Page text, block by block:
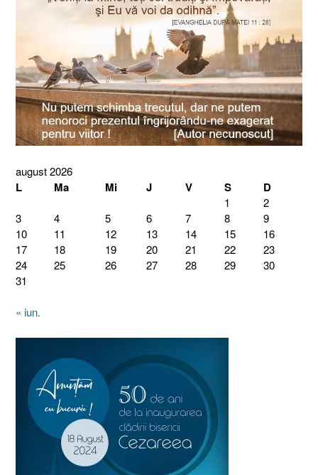
august 2026
L Ma Mi J V S D
1
2
3
4 5 6 7 8
9
10
11 12 13 14 15
16
17
18 19 20 21 22
23
24
25 26 27 28 29
30
31
« iun.